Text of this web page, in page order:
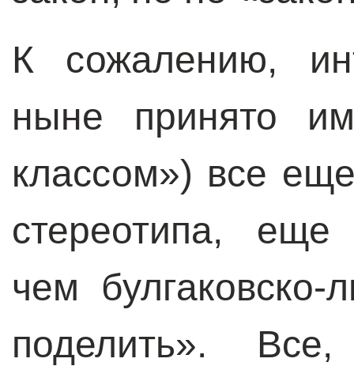
К сожалению,
ныне принято
классом») все
стереотипа, еще
чем булгаковско-
поделить».